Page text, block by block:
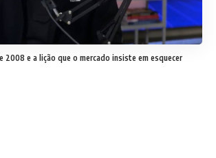
2008 e a lição que o mercado insiste em esquecer